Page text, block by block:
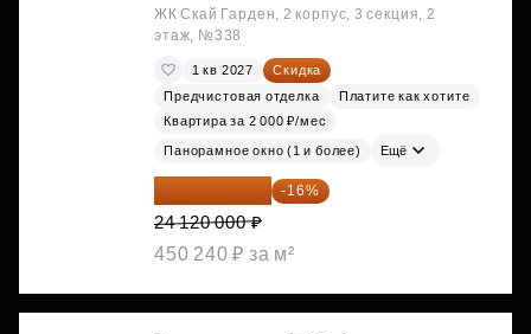
ЖК Скай Гарден, 2 корпус, 3 секция, 2
этаж, №338
1 кв 2027
Скидка
Предчистовая отделка
Платите как хотите
Квартира за 2 000 ₽/мес
Панорамное окно (1 и более) Ещё
20 260 800 ₽ -16%
24 120 000 ₽
450 240 ₽ за м²